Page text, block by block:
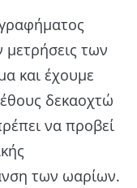
των
και έχουμε
δεκαοχτώ
να προβεί
των ωαρίων.